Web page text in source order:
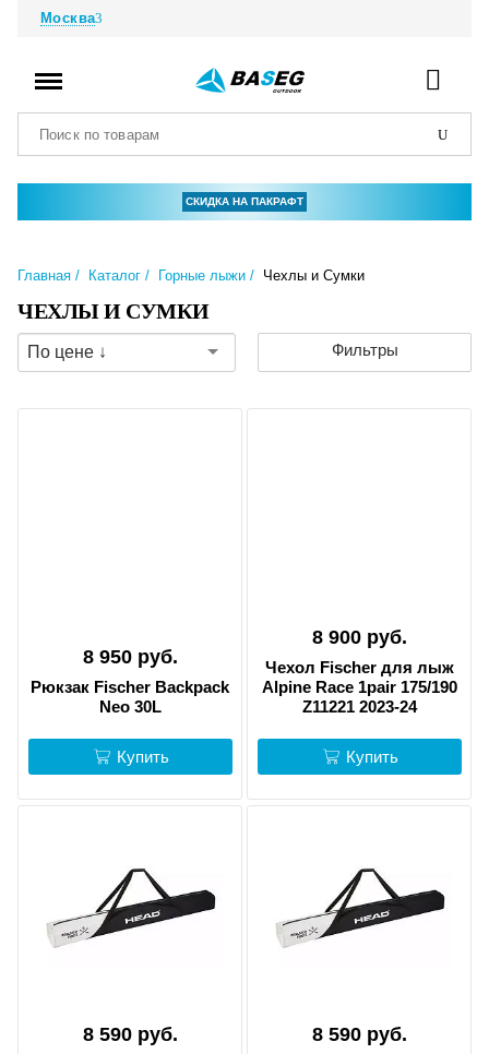
Москва
СКИДКА НА ПАКРАФТ
Главная Каталог Горные лыжи Чехлы и Сумки
ЧЕХЛЫ И СУМКИ
По цене ↓ Фильтры
8 950 руб.
Рюкзак Fischer Backpack
Neo 30L
Купить
8 900 руб.
Чехол Fischer для лыж
Alpine Race 1pair 175/190
Z11221 2023-24
Купить
8 590 руб. 8 590 руб.